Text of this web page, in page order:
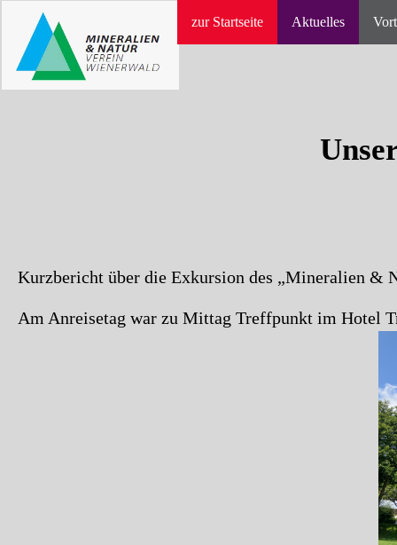
zur Startseite Aktuelles
Kurzbericht über die Exkursion des „Mineralien &
Am Anreisetag war zu Mittag Treffpunkt im Hotel